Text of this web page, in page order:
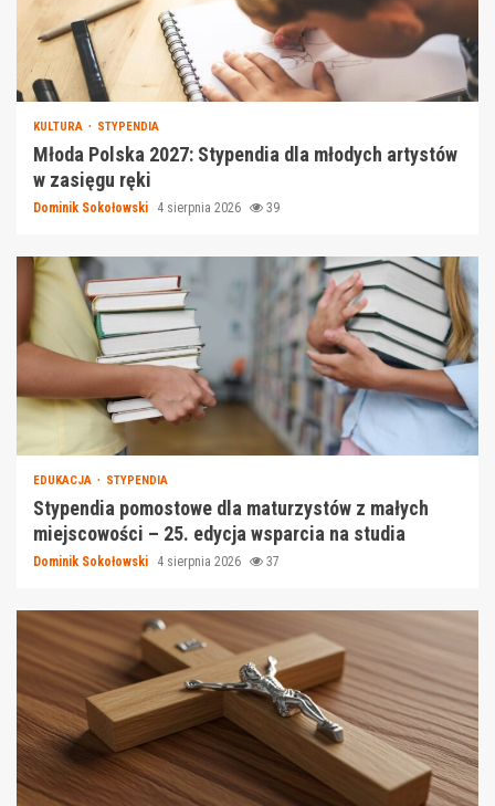
KULTURA STYPENDIA
Młoda Polska 2027: Stypendia dla młodych artystów
w zasięgu ręki
Dominik Sokołowski 4 sierpnia 2026 39
EDUKACJA STYPENDIA
Stypendia pomostowe dla maturzystów z małych
miejscowości – 25. edycja wsparcia na studia
Dominik Sokołowski 4 sierpnia 2026 37